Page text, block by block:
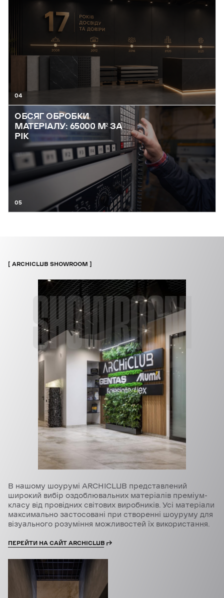
04
ОБСЯГ ОБРОБКИ
МАТЕРІАЛУ: 65000 М² ЗА
РІК
05
SHOWROOM
ARCHICLUB SHOWROOM
В нашому шоурумі ARCHICLUB представлений
широкий вибір оздоблювальних матеріалів преміум-
класу від провідних світових виробників. Усі матеріали
максимально застосовані при створенні шоуруму для
візуального розуміння можливостей їх використання.
ПЕРЕЙТИ НА САЙТ ARCHICLUB